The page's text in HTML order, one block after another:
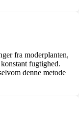
fra moderplanten,
fugtighed.
denne metode